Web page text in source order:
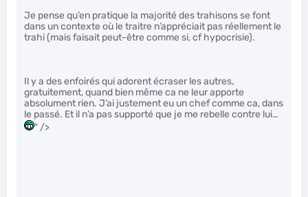
Je pense qu’en pratique la majorité des trahisons se font
dans un contexte où le traitre n’appréciait pas réellement le
trahi (mais faisait peut-être comme si, cf hypocrisie).
Il y a des enfoirés qui adorent écraser les autres,
gratuitement, quand bien même ca ne leur apporte
absolument rien. J’ai justement eu un chef comme ca, dans
le passé. Et il n’a pas supporté que je me rebelle contre lui…
" />